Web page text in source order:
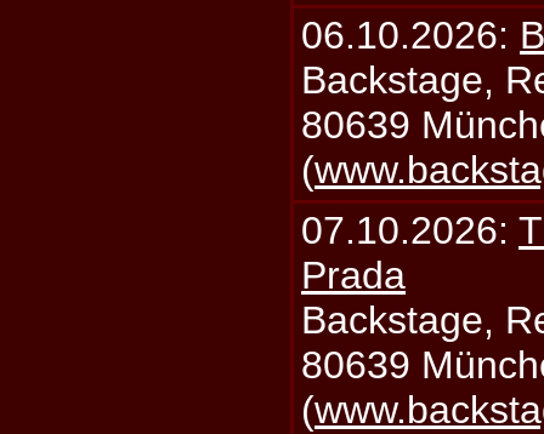
06.10.2026:
Backstage,
80639
(
07.10.2026:
Prada
Backstage,
80639
(